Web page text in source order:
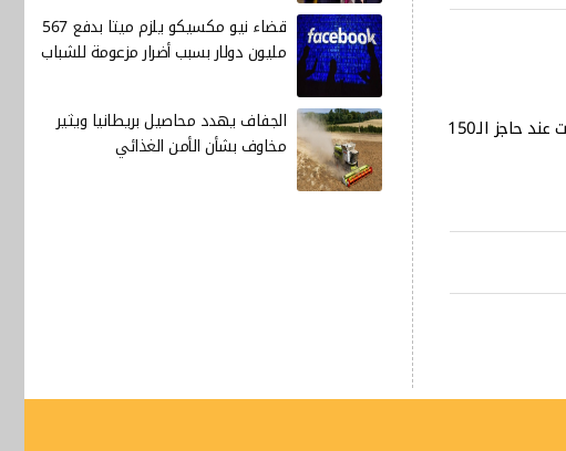
وبلغت أسعار الصرف في بورصتي الكفاح والحارثية في العاصمة بغداد، 149.900 دينار لكل 100 دولار، أما في البصرة فقد استقرت عند حاجز الـ150
قضاء نيو مكسيكو يلزم ميتا بدفع 567
مليون دولار بسبب أضرار مزعومة للشباب
الجفاف يهدد محاصيل بريطانيا ويثير
مخاوف بشأن الأمن الغذائي